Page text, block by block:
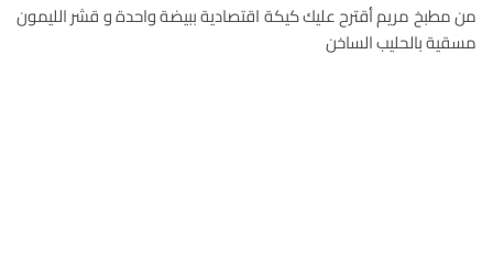
من مطبخ مريم أقترح عليك كيكة اقتصادية ببيضة واحدة و قشر الليمون
مسقية بالحليب الساخن